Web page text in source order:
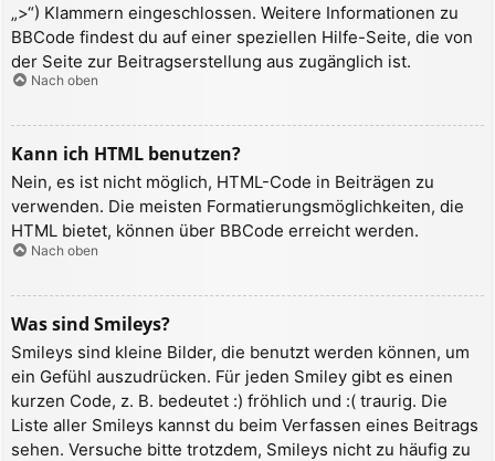
„>“) Klammern eingeschlossen. Weitere Informationen zu
BBCode findest du auf einer speziellen Hilfe-Seite, die von
der Seite zur Beitragserstellung aus zugänglich ist.
Nach oben
Kann ich HTML benutzen?
Nein, es ist nicht möglich, HTML-Code in Beiträgen zu
verwenden. Die meisten Formatierungsmöglichkeiten, die
HTML bietet, können über BBCode erreicht werden.
Nach oben
Was sind Smileys?
Smileys sind kleine Bilder, die benutzt werden können, um
ein Gefühl auszudrücken. Für jeden Smiley gibt es einen
kurzen Code, z. B. bedeutet :) fröhlich und :( traurig. Die
Liste aller Smileys kannst du beim Verfassen eines Beitrags
sehen. Versuche bitte trotzdem, Smileys nicht zu häufig zu